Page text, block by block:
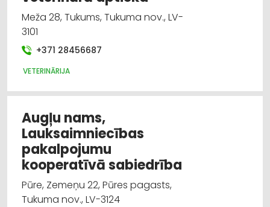
Meža 28, Tukums, Tukuma nov., LV-
3101
+371 28456687
VETERINĀRIJA
Augļu nams,
Lauksaimniecības
pakalpojumu
kooperatīvā sabiedrība
Pūre, Zemeņu 22, Pūres pagasts,
Tukuma nov., LV-3124